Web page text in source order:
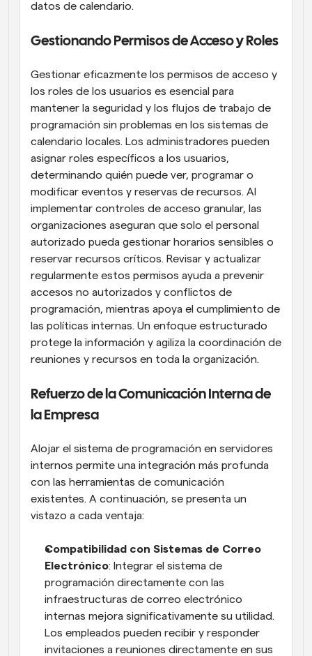
datos de calendario.
Gestionando Permisos de Acceso y Roles
Gestionar eficazmente los permisos de acceso y
los roles de los usuarios es esencial para
mantener la seguridad y los flujos de trabajo de
programación sin problemas en los sistemas de
calendario locales. Los administradores pueden
asignar roles específicos a los usuarios,
determinando quién puede ver, programar o
modificar eventos y reservas de recursos. Al
implementar controles de acceso granular, las
organizaciones aseguran que solo el personal
autorizado pueda gestionar horarios sensibles o
reservar recursos críticos. Revisar y actualizar
regularmente estos permisos ayuda a prevenir
accesos no autorizados y conflictos de
programación, mientras apoya el cumplimiento de
las políticas internas. Un enfoque estructurado
protege la información y agiliza la coordinación de
reuniones y recursos en toda la organización.
Refuerzo de la Comunicación Interna de
la Empresa
Alojar el sistema de programación en servidores
internos permite una integración más profunda
con las herramientas de comunicación
existentes. A continuación, se presenta un
vistazo a cada ventaja:
Compatibilidad con Sistemas de Correo
Electrónico: Integrar el sistema de
programación directamente con las
infraestructuras de correo electrónico
internas mejora significativamente su utilidad.
Los empleados pueden recibir y responder
invitaciones a reuniones directamente en sus